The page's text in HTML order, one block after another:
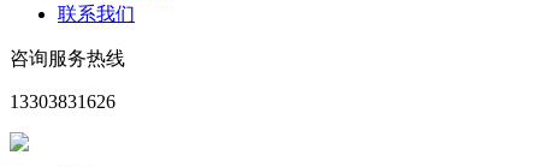
联系我们
咨询服务热线
13303831626